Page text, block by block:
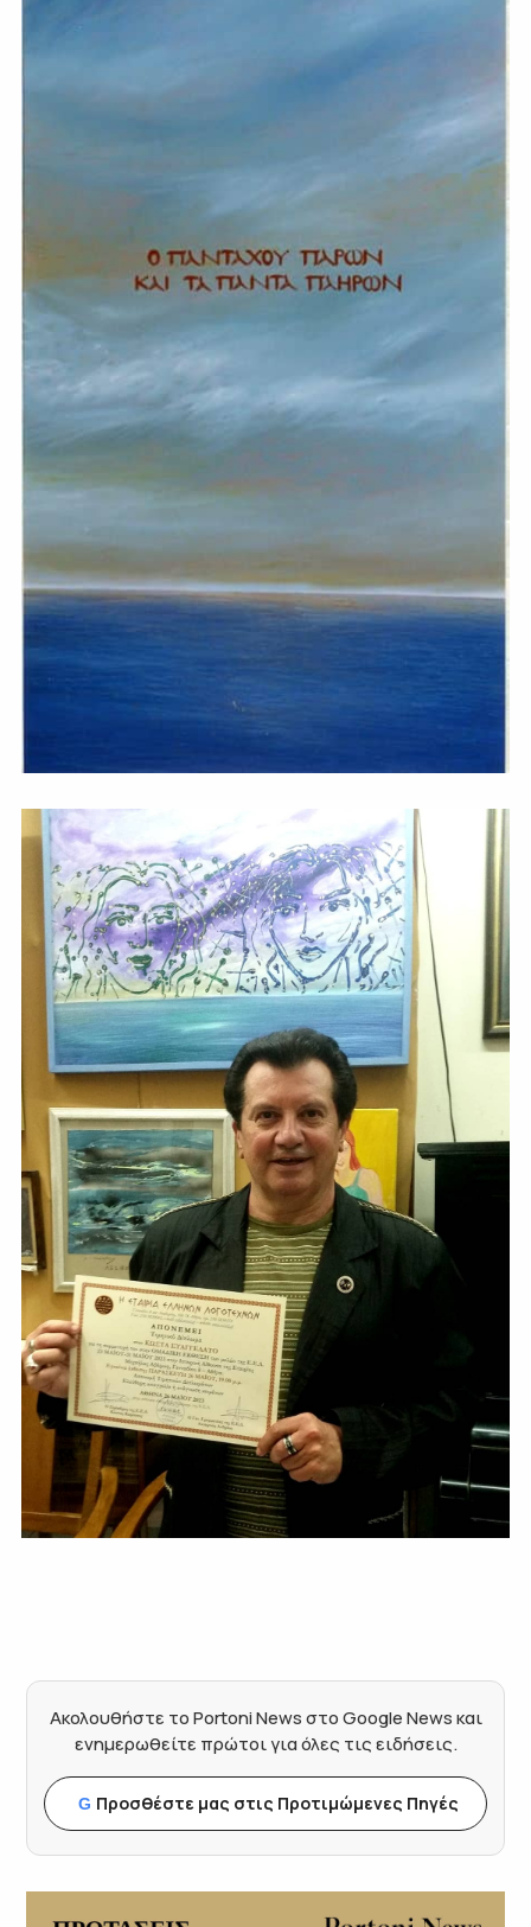
Ακολουθήστε το Portoni News στο Google News και
ενημερωθείτε πρώτοι για όλες τις ειδήσεις.
G Προσθέστε μας στις Προτιμώμενες Πηγές